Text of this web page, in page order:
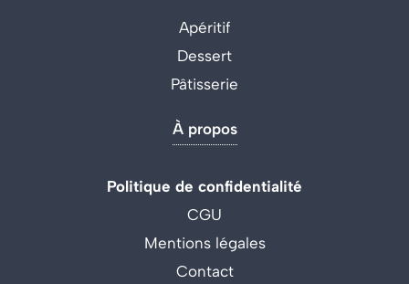
Apéritif
Dessert
Pâtisserie
À propos
Politique de confidentialité
CGU
Mentions légales
Contact